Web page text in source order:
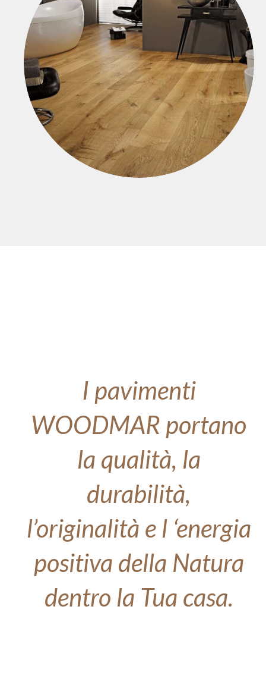
I pavimenti
WOODMAR portano
la qualità, la
durabilità,
l’originalità e l ‘energia
positiva della Natura
dentro la Tua casa.